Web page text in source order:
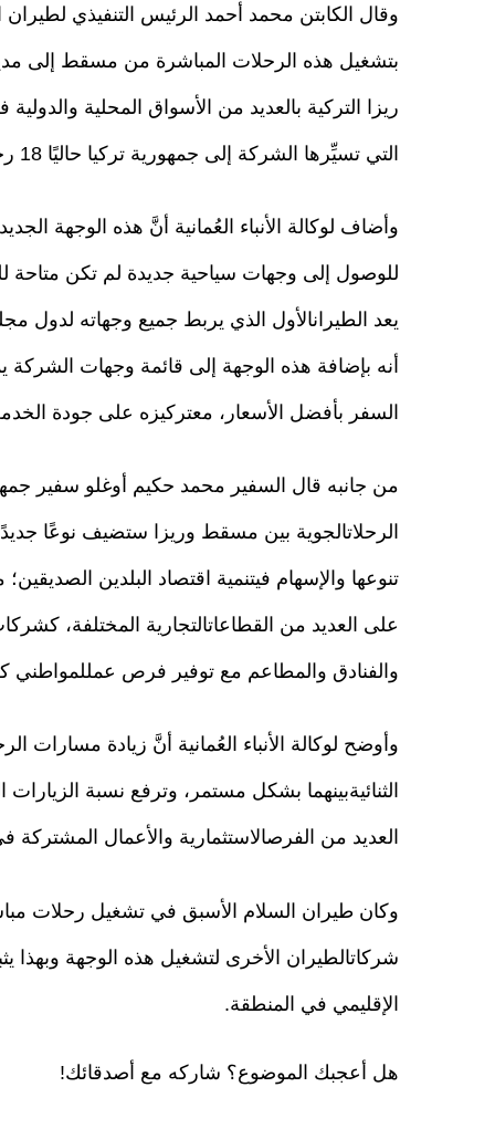
وقال الكابتن محمد أحمد الرئيس التنفيذي لطيران
بتشغيل هذه الرحلات المباشرة من مسقط إلى
ريزا التركية بالعديد من الأسواق المحلية
التي تسيِّرها الشركة إلى جمهورية تركيا حاليًا 18 رحلة أسبوعية تشمل كلًّامن: إسطنبول وطرابزون وريزا.
وأضاف لوكالة الأنباء العُمانية أنَّ هذه الوجهة
للوصول إلى وجهات سياحية جديدة لم تكن متاحة
يعد الطيرانالأول الذي يربط جميع وجهاته لدول
أنه بإضافة هذه الوجهة إلى قائمة وجهات
السفر بأفضل الأسعار، معتركيزه على جودة
من جانبه قال السفير محمد حكيم أوغلو سفير
الرحلاتالجوية بين مسقط وريزا ستضيف نوعًا
تنوعها والإسهام فيتنمية اقتصاد البلدين
على العديد من القطاعاتالتجارية المختلفة،
والفنادق والمطاعم مع توفير فرص عمللمواطني
وأوضح لوكالة الأنباء العُمانية أنَّ زيادة مسارات
الثنائيةبينهما بشكل مستمر، وترفع نسبة
العديد من الفرصالاستثمارية والأعمال المشتركة
وكان طيران السلام الأسبق في تشغيل رحلات
شركاتالطيران الأخرى لتشغيل هذه الوجهة
الإقليمي في المنطقة.
هل أعجبك الموضوع؟ شاركه مع أصدقائك!